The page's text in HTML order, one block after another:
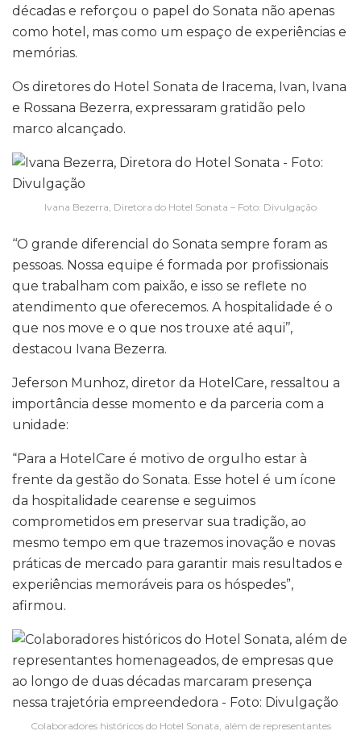
décadas e reforçou o papel do Sonata não apenas
como hotel, mas como um espaço de experiências e
memórias.
Os diretores do Hotel Sonata de Iracema, Ivan, Ivana
e Rossana Bezerra, expressaram gratidão pelo
marco alcançado.
Ivana Bezerra, Diretora do Hotel Sonata – Foto: Divulgação
‘‘O grande diferencial do Sonata sempre foram as
pessoas. Nossa equipe é formada por profissionais
que trabalham com paixão, e isso se reflete no
atendimento que oferecemos. A hospitalidade é o
que nos move e o que nos trouxe até aqui’’,
destacou Ivana Bezerra.
Jeferson Munhoz, diretor da HotelCare, ressaltou a
importância desse momento e da parceria com a
unidade:
“Para a HotelCare é motivo de orgulho estar à
frente da gestão do Sonata. Esse hotel é um ícone
da hospitalidade cearense e seguimos
comprometidos em preservar sua tradição, ao
mesmo tempo em que trazemos inovação e novas
práticas de mercado para garantir mais resultados e
experiências memoráveis para os hóspedes”,
afirmou.
Colaboradores históricos do Hotel Sonata, além de representantes